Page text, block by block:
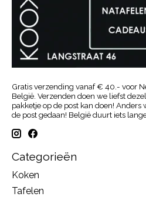
Gratis verzending vanaf € 40.- voor
België. Verzenden doen we liefst
pakketje op de post kan doen!
de post gedaan! België duurt iets
Categorieën
Koken
Tafelen